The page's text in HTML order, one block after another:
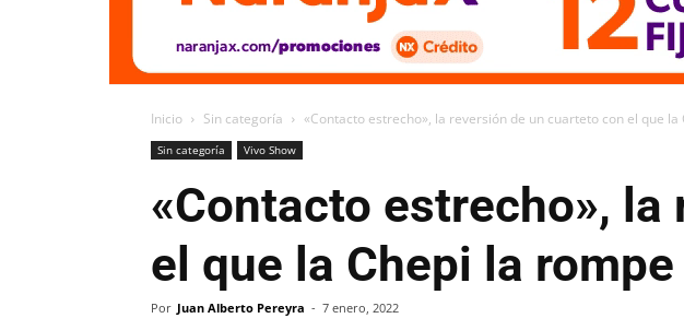
Inicio Sin categoría «Contacto estrecho», la reversión de un cuarteto con el que la
Sin categoría Vivo Show
«Contacto estrecho»,
el que la Chepi la
Por Juan Alberto Pereyra - 7 enero, 2022